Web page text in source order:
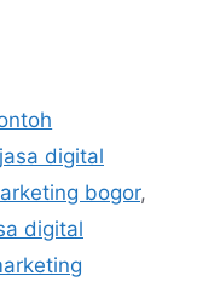
jasa digital
bogor,
digital